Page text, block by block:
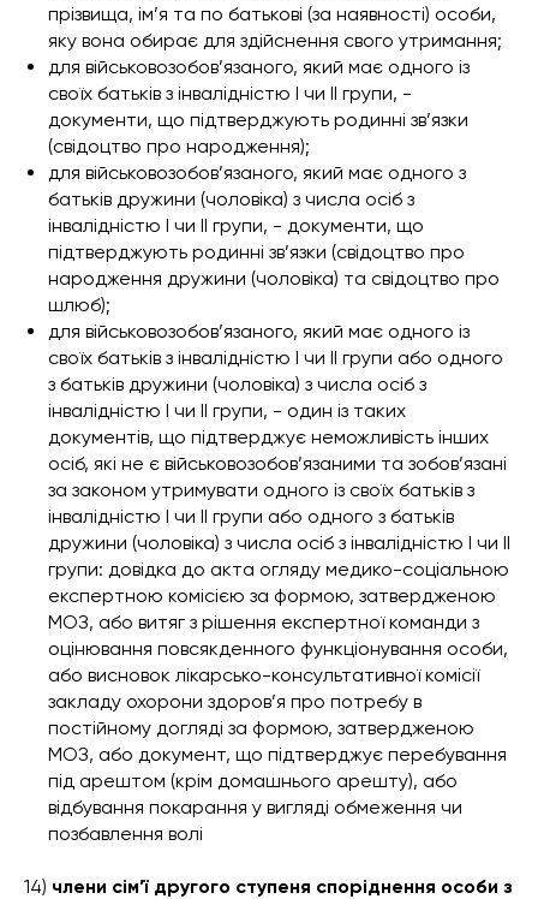
прізвища, ім’я та по батькові (за наявності) особи,
яку вона обирає для здійснення свого утримання;
для військовозобов’язаного, який має одного із
своїх батьків з інвалідністю I чи II групи, -
документи, що підтверджують родинні зв’язки
(свідоцтво про народження);
для військовозобов’язаного, який має одного з
батьків дружини (чоловіка) з числа осіб з
інвалідністю I чи II групи, - документи, що
підтверджують родинні зв’язки (свідоцтво про
народження дружини (чоловіка) та свідоцтво про
шлюб);
для військовозобов’язаного, який має одного із
своїх батьків з інвалідністю I чи II групи або одного
з батьків дружини (чоловіка) з числа осіб з
інвалідністю I чи II групи, - один із таких
документів, що підтверджує неможливість інших
осіб, які не є військовозобов’язаними та зобов’язані
за законом утримувати одного із своїх батьків з
інвалідністю I чи II групи або одного з батьків
дружини (чоловіка) з числа осіб з інвалідністю I чи II
групи: довідка до акта огляду медико-соціальною
експертною комісією за формою, затвердженою
МОЗ, або витяг з рішення експертної команди з
оцінювання повсякденного функціонування особи,
або висновок лікарсько-консультативної комісії
закладу охорони здоров’я про потребу в
постійному догляді за формою, затвердженою
МОЗ, або документ, що підтверджує перебування
під арештом (крім домашнього арешту), або
відбування покарання у вигляді обмеження чи
позбавлення волі
14) члени сім’ї другого ступеня споріднення особи з